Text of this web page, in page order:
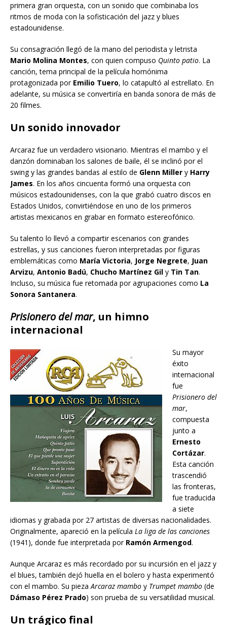
primera gran orquesta, con un sonido que combinaba los
ritmos de moda con la sofisticación del jazz y blues
estadounidense.
Su consagración llegó de la mano del periodista y letrista
Mario Molina Montes, con quien compuso Quinto patio. La
canción, tema principal de la película homónima
protagonizada por Emilio Tuero, lo catapultó al estrellato. En
adelante, su música se convertiría en banda sonora de más de
20 filmes.
Un sonido innovador
Arcaraz fue un verdadero visionario. Mientras el mambo y el
danzón dominaban los salones de baile, él se inclinó por el
swing y las grandes bandas al estilo de Glenn Miller y Harry
James. En los años cincuenta formó una orquesta con
músicos estadounidenses, con la que grabó cuatro discos en
Estados Unidos, convirtiéndose en uno de los primeros
artistas mexicanos en grabar en formato estereofónico.
Su talento lo llevó a compartir escenarios con grandes
estrellas, y sus canciones fueron interpretadas por figuras
emblemáticas como María Victoria, Jorge Negrete, Juan
Arvizu, Antonio Badú, Chucho Martínez Gil y Tin Tan.
Incluso, su música fue retomada por agrupaciones como La
Sonora Santanera.
Prisionero del mar, un himno
internacional
Su mayor
éxito
internacional
fue
Prisionero del
mar,
compuesta
junto a
Ernesto
Cortázar.
Esta canción
trascendió
las fronteras,
fue traducida
a siete
idiomas y grabada por 27 artistas de diversas nacionalidades.
Originalmente, apareció en la película La liga de las canciones
(1941), donde fue interpretada por Ramón Armengod.
Aunque Arcaraz es más recordado por su incursión en el jazz y
el blues, también dejó huella en el bolero y hasta experimentó
con el mambo. Su piezaArcaraz mambo y Trumpet mambo (de
Dámaso Pérez Prado) son prueba de su versatilidad musical.
Un trágico final